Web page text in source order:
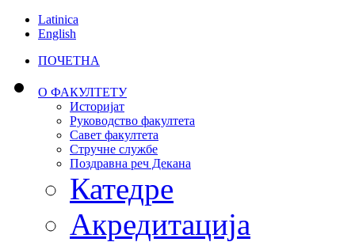
Latinica
English
ПОЧЕТНА
О ФАКУЛТЕТУ
Историјат
Руководство факултета
Савет факултета
Стручне службе
Поздравна реч Декана
Катедре
Акредитација